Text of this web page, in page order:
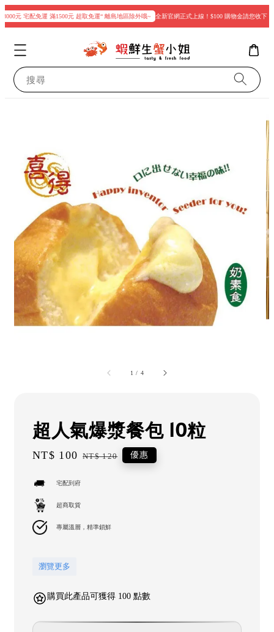
元 宅配免運 滿1500元 超取免運“ 離島地區除外哦~ 全新官網正式上線！$100 購物金請您收下
搜尋
1 / 4
超人氣爆漿餐包 10粒
Sale
NT$ 100 Regular
NT$ 120 優惠
宅配到府
超商取貨
專屬溫層，精準鎖鮮
瀏覽更多
購買此產品可獲得 100 點數